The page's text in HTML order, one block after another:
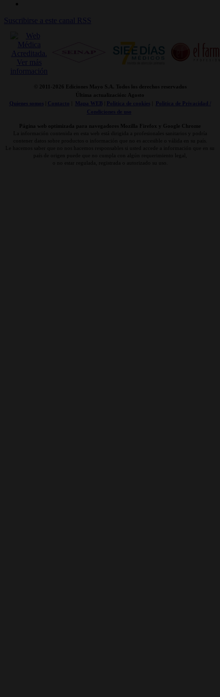
Suscribirse a este canal RSS
© 2011- 2026 Ediciones Mayo S.A. Todos los derechos reservados
Última actualización: Agosto
Quienes somos| Contacto Mapa WEB| Politica de cookies|
Politica de Privacidad /
Condiciones de uso
Página web optimizada para navegadores Mozilla Firefox y Google Chrome
La información contenida en esta web está dirigida a profesionales sanitarios y podría
contener datos sobre productos o información que no es accesible o válida en su país.
Le hacemos saber que no nos hacemos responsables si usted accede a información que en su
país de origen puede que no cumpla con algún requerimiento legal,
o no estar regulada, registrada o autorizado su uso.